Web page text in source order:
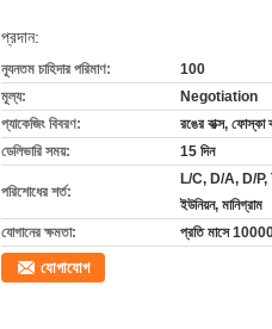
প্রদান:
ন্যূনতম চাহিদার পরিমাণ:
100
মূল্য:
Negotiation
প্যাকেজিং বিবরণ:
রঙের বাক্স, ফোস্কা
ডেলিভারি সময়:
15 দিন
পরিশোধের শর্ত:
L/C, D/A, D/P,
ইউনিয়ন, মানিগ্রাম
যোগানের ক্ষমতা:
প্রতি মাসে
যোগাযোগ